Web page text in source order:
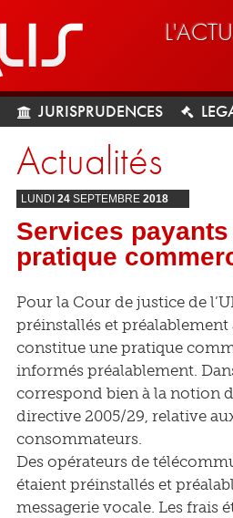
JURISPRUDENCES
Actualités
LUNDI 24 SEPTEMBRE 2018
Services
pratique
Pour la Cour de justice de
préinstallés et
constitue une pratique
informés préalablement.
correspond bien à la notion
directive 2005/29, relative
consommateurs.
Des opérateurs de
étaient préinstallés et
messagerie vocale. Les frais